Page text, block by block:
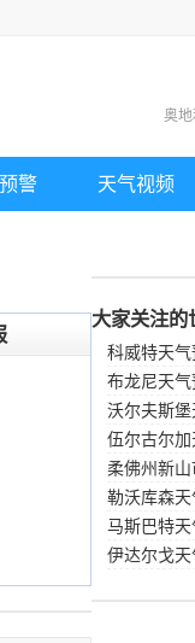
奥
警 天气视频
大家关注的
科威特天气
布龙尼天气
沃尔夫斯堡
预报
伍尔古尔加
预报
柔佛州新山
气预报
勒沃库森天
报
马斯巴特天
报
伊达尔戈天